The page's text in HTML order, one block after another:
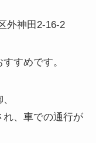
外神田2-16-2
すめです。
れ、車での通行が